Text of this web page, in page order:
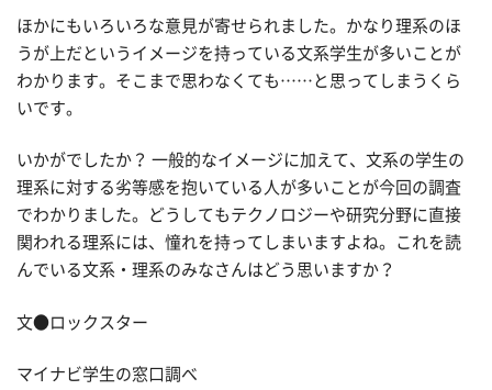
ほかにもいろいろな意見が寄せられました。かなり理系のほ
うが上だというイメージを持っている文系学生が多いことが
わかります。そこまで思わなくても……と思ってしまうくら
いです。
いかがでしたか？ 一般的なイメージに加えて、文系の学生の
理系に対する劣等感を抱いている人が多いことが今回の調査
でわかりました。どうしてもテクノロジーや研究分野に直接
関われる理系には、憧れを持ってしまいますよね。これを読
んでいる文系・理系のみなさんはどう思いますか？
文●ロックスター
マイナビ学生の窓口調べ